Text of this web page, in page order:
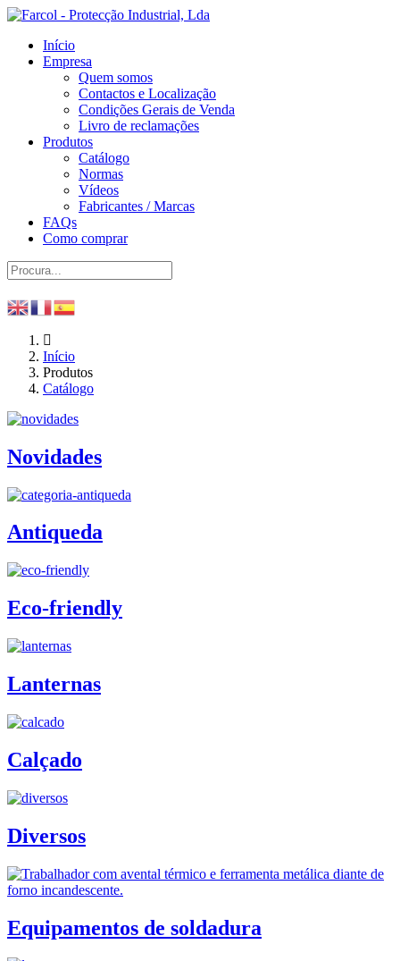
Início
Empresa
Quem somos
Contactos e Localização
Condições Gerais de Venda
Livro de reclamações
Produtos
Catálogo
Normas
Vídeos
Fabricantes / Marcas
FAQs
Como comprar
Início
Produtos
Catálogo
Novidades
Antiqueda
Eco-friendly
Lanternas
Calçado
Diversos
Equipamentos de soldadura